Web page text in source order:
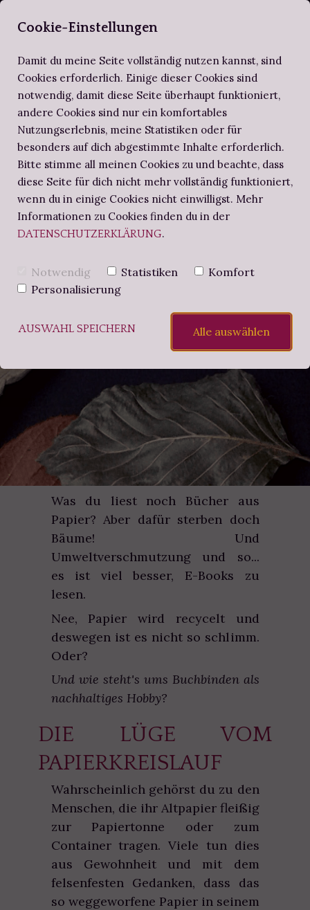
ZIRKEL DER SELBERBUCHBINDER
BUCHBINDEN-WORKSHOPS
BUCHBINDERS BRIEFE
SCHRITT FÜR SCHRITT
BUCHBINDE-PROJEKTE
ALTES WISSEN
NOTIZBUCH
IST BUCHBINDEN
NACHHALTIGES
HOBBY?
Was du liest noch Bücher aus
Papier? Aber dafür sterben doch
Bäume! Und
Umweltverschmutzung und so...
es ist viel besser, E-Books zu
lesen.
Nee, Papier wird recycelt und
deswegen ist es nicht so schlimm.
Oder?
Und wie steht's ums Buchbinden als
nachhaltiges Hobby?
DIE LÜGE VOM
PAPIERKREISLAUF
Wahrscheinlich gehörst du zu den
Menschen, die ihr Altpapier fleißig
zur Papiertonne oder zum
Container tragen. Viele tun dies
aus Gewohnheit und mit dem
felsenfesten Gedanken, dass das
so weggeworfene Papier in seinem
Cookie-Einstellungen
Damit du meine Seite vollständig nutzen kannst, sind
Cookies erforderlich. Einige dieser Cookies sind
notwendig, damit diese Seite überhaupt funktioniert,
andere Cookies sind nur ein komfortables
Nutzungserlebnis, meine Statistiken oder für
besonders auf dich abgestimmte Inhalte erforderlich.
Bitte stimme all meinen Cookies zu und beachte, dass
diese Seite für dich nicht mehr vollständig funktioniert,
wenn du in einige Cookies nicht einwilligst. Mehr
Informationen zu Cookies finden du in der
DATENSCHUTZERKLÄRUNG.
Notwendig Statistiken
Komfort
Personalisierung
AUSWAHL SPEICHERN Alle auswählen